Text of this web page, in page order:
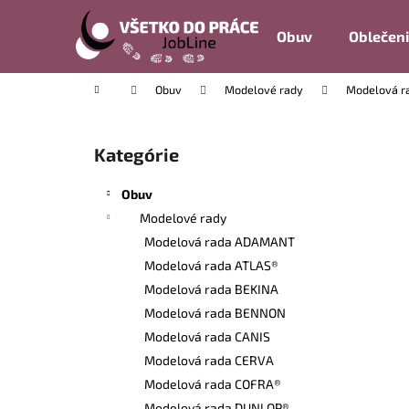
Obuv
Domov Obuv Modelové rady Modelová
Preskočiť
kategórie
Kategórie
Obuv
Modelové rady
Modelová rada ADAMANT
Modelová rada ATLAS®
Modelová rada BEKINA
Modelová rada BENNON
Modelová rada CANIS
Modelová rada CERVA
Modelová rada COFRA®
í
Späť
do
Späť
do